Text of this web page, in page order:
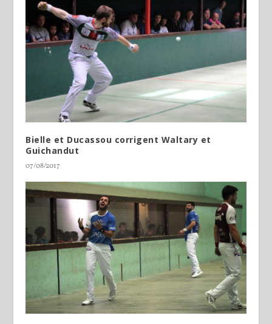
Bielle et Ducassou corrigent Waltary et
Guichandut
07/08/2017